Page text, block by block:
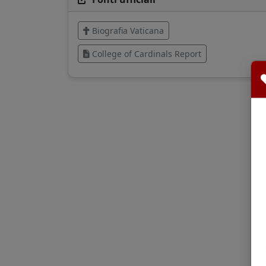
Biografia Vaticana
College of Cardinals Report